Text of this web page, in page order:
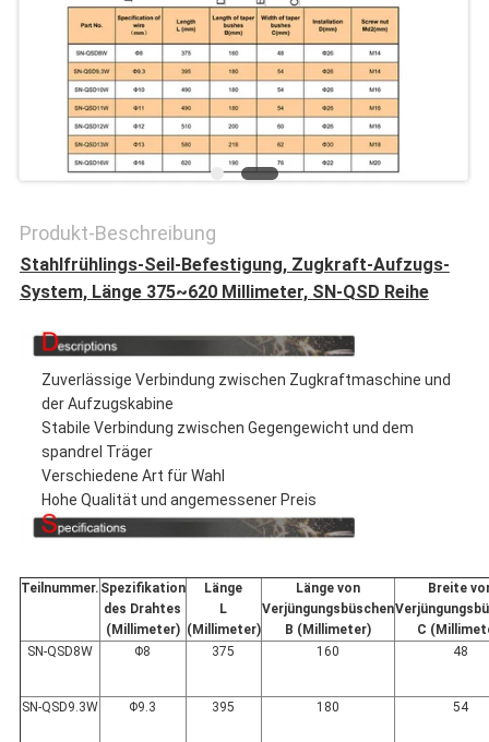
PRIVACY
POLICY
Produkt-Beschreibung
Stahlfrühlings-Seil-Befestigung, Zugkraft-Aufzugs-
System, Länge 375~620 Millimeter, SN-QSD Reihe
Zuverlässige Verbindung zwischen Zugkraftmaschine und
der Aufzugskabine
Stabile Verbindung zwischen Gegengewicht und dem
spandrel Träger
Verschiedene Art für Wahl
Hohe Qualität und angemessener Preis
Teilnummer. Spezifikation
des Drahtes
(Millimeter)
Länge
L
(Millimeter)
Länge von
Verjüngungsbüschen
B (Millimeter)
Breite
C
SN-QSD8W
Φ8 375 160 48
SN-QSD9.3W Φ9.3 395 180 54